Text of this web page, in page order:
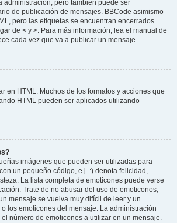
administración, pero también puede ser
de publicación de mensajes. BBCode asimismo
pero las etiquetas se encuentran encerrados
de < y >. Para más información, lea el manual de
cada vez que va a publicar un mensaje.
en HTML. Muchos de los formatos y acciones que
HTML pueden ser aplicados utilizando
imágenes que pueden ser utilizadas para
un pequeño código, e.j. :) denota felicidad,
La lista completa de emoticones puede verse
Trate de no abusar del uso de emoticonos,
mensaje se vuelva muy difícil de leer y un
los emoticones del mensaje. La administración
número de emoticones a utilizar en un mensaje.